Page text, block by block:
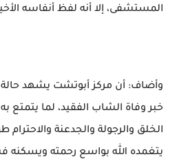
المستشفى، إلا أنه لفظ أنفاسه
وأضاف: أن مركز أبوتشت يشهد
خبر وفاة الشاب الفقيد، لما
الخلق والرجولة والجدعنة والاحترام
يتغمده الله بواسع رحمته ويسكنه